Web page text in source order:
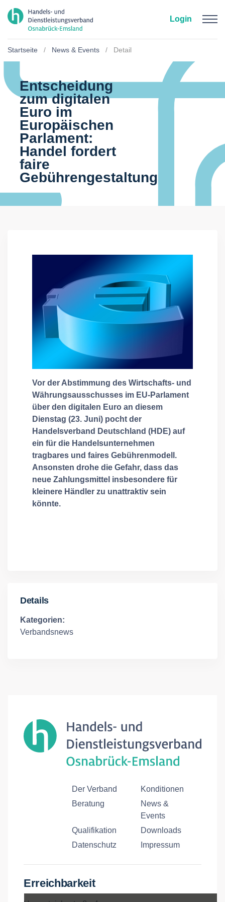
Login
Startseite News & Events Detail
Entscheidung
zum digitalen
Euro im
Europäischen
Parlament:
Handel fordert
faire
Gebührengestaltung
Vor der Abstimmung des Wirtschafts- und
Währungsausschusses im EU-Parlament
über den digitalen Euro an diesem
Dienstag (23. Juni) pocht der
Handelsverband Deutschland (HDE) auf
ein für die Handelsunternehmen
tragbares und faires Gebührenmodell.
Ansonsten drohe die Gefahr, dass das
neue Zahlungsmittel insbesondere für
kleinere Händler zu unattraktiv sein
könnte.
Details
Kategorien:
Verbandsnews
Der Verband
Konditionen
Beratung
News &
Events
Qualifikation
Downloads
Datenschutz
Impressum
Erreichbarkeit